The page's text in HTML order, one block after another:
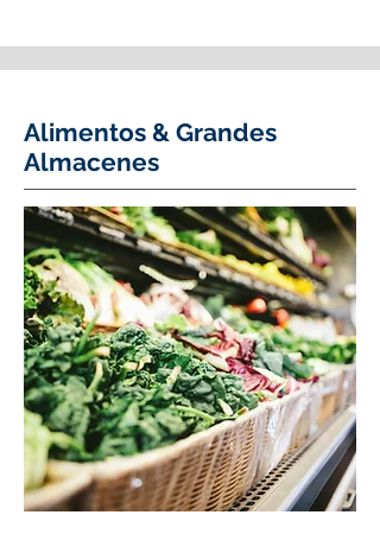
Alimentos & Grandes
Almacenes